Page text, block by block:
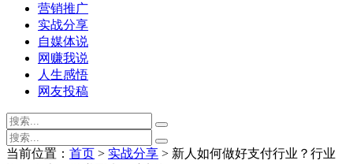
营销推广
实战分享
自媒体说
网赚我说
人生感悟
网友投稿
当前位置： 首页 > 实战分享 > 新人如何做好支付行业？行业